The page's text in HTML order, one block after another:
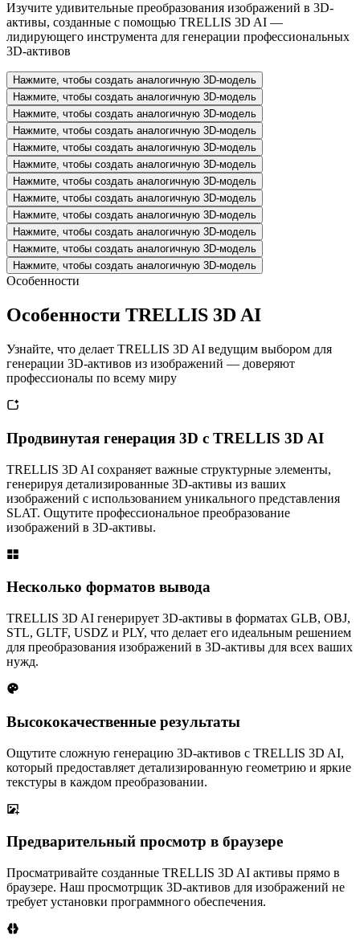
Изучите удивительные преобразования изображений в 3D-
активы, созданные с помощью TRELLIS 3D AI —
лидирующего инструмента для генерации профессиональных
3D-активов
Нажмите, чтобы создать аналогичную 3D-модель
Нажмите, чтобы создать аналогичную 3D-модель
Нажмите, чтобы создать аналогичную 3D-модель
Нажмите, чтобы создать аналогичную 3D-модель
Нажмите, чтобы создать аналогичную 3D-модель
Нажмите, чтобы создать аналогичную 3D-модель
Нажмите, чтобы создать аналогичную 3D-модель
Нажмите, чтобы создать аналогичную 3D-модель
Нажмите, чтобы создать аналогичную 3D-модель
Нажмите, чтобы создать аналогичную 3D-модель
Нажмите, чтобы создать аналогичную 3D-модель
Нажмите, чтобы создать аналогичную 3D-модель
Особенности
Особенности TRELLIS 3D AI
Узнайте, что делает TRELLIS 3D AI ведущим выбором для
генерации 3D-активов из изображений — доверяют
профессионалы по всему миру
Продвинутая генерация 3D с TRELLIS 3D AI
TRELLIS 3D AI сохраняет важные структурные элементы,
генерируя детализированные 3D-активы из ваших
изображений с использованием уникального представления
SLAT. Ощутите профессиональное преобразование
изображений в 3D-активы.
Несколько форматов вывода
TRELLIS 3D AI генерирует 3D-активы в форматах GLB, OBJ,
STL, GLTF, USDZ и PLY, что делает его идеальным решением
для преобразования изображений в 3D-активы для всех ваших
нужд.
Высококачественные результаты
Ощутите сложную генерацию 3D-активов с TRELLIS 3D AI,
который предоставляет детализированную геометрию и яркие
текстуры в каждом преобразовании.
Предварительный просмотр в браузере
Просматривайте созданные TRELLIS 3D AI активы прямо в
браузере. Наш просмотрщик 3D-активов для изображений не
требует установки программного обеспечения.